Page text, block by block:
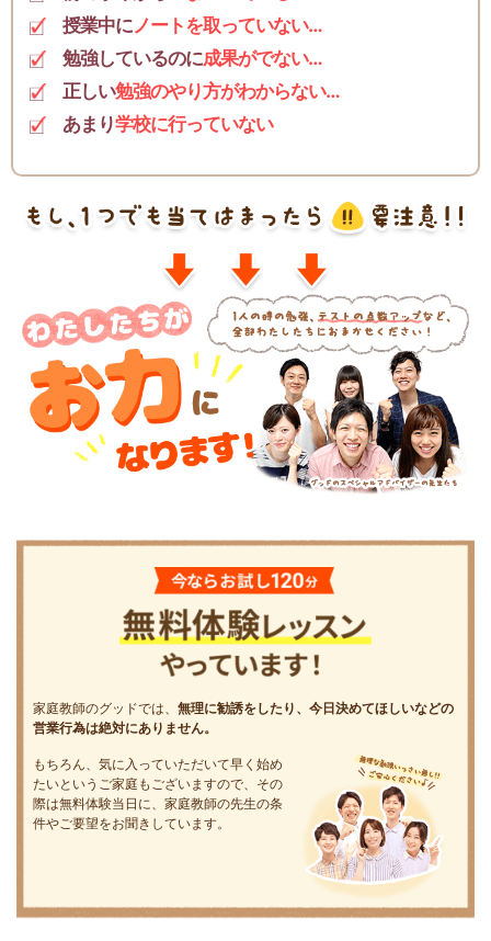
授業中にノートを取っていない…
勉強しているのに成果がでない…
正しい勉強のやり方がわからない…
あまり学校に行っていない
家庭教師のグッドでは、 無理に勧誘をしたり、今日決めてほしいなどの
営業行為は絶対にありません。
もちろん、気に入っていただいて早く始め
たいというご家庭もございますので、その
際は無料体験当日に、家庭教師の先生の条
件やご要望をお聞きしています。